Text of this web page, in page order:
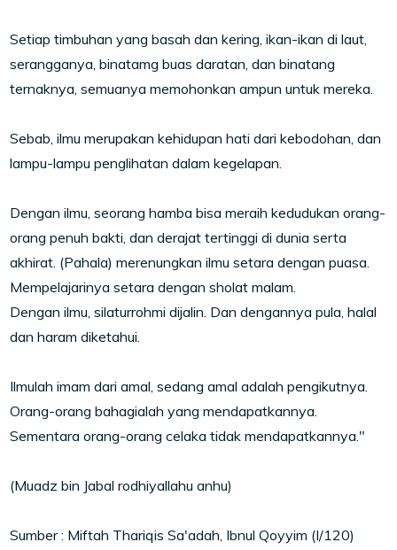
Setiap timbuhan yang basah dan kering, ikan-ikan di laut,
serangganya, binatamg buas daratan, dan binatang
ternaknya, semuanya memohonkan ampun untuk mereka.
Sebab, ilmu merupakan kehidupan hati dari kebodohan, dan
lampu-lampu penglihatan dalam kegelapan.
Dengan ilmu, seorang hamba bisa meraih kedudukan orang-
orang penuh bakti, dan derajat tertinggi di dunia serta
akhirat. (Pahala) merenungkan ilmu setara dengan puasa.
Mempelajarinya setara dengan sholat malam.
Dengan ilmu, silaturrohmi dijalin. Dan dengannya pula, halal
dan haram diketahui.
Ilmulah imam dari amal, sedang amal adalah pengikutnya.
Orang-orang bahagialah yang mendapatkannya.
Sementara orang-orang celaka tidak mendapatkannya."
(Muadz bin Jabal rodhiyallahu anhu)
Sumber : Miftah Thariqis Sa'adah, Ibnul Qoyyim (I/120)